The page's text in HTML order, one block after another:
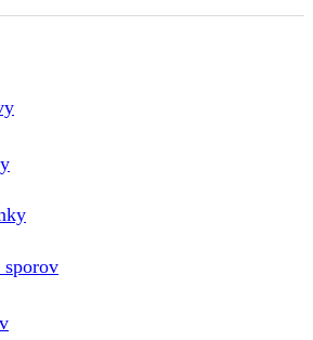
sporov